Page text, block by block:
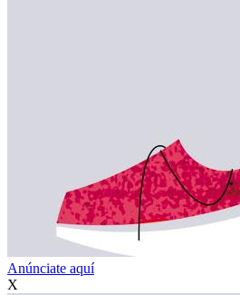
Anúnciate aquí
X